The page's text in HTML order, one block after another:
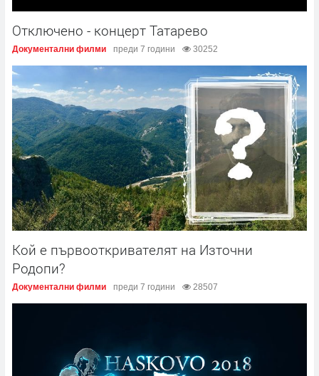
Отключено - концерт Татарево
Документални филми преди 7 години 30252
Кой е първооткривателят на Източни
Родопи?
Документални филми преди 7 години 28507